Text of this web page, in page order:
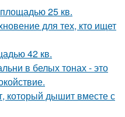
25 кв.
для тех, кто ищет
42 кв.
в белых тонах - это
который дышит вместе с